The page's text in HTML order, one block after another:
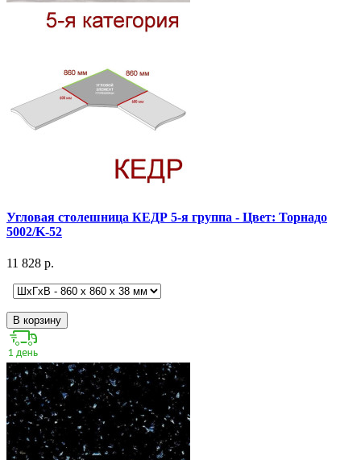
Угловая столешница КЕДР 5-я группа - Цвет: Торнадо
5002/K-52
11 828 р.
В корзину